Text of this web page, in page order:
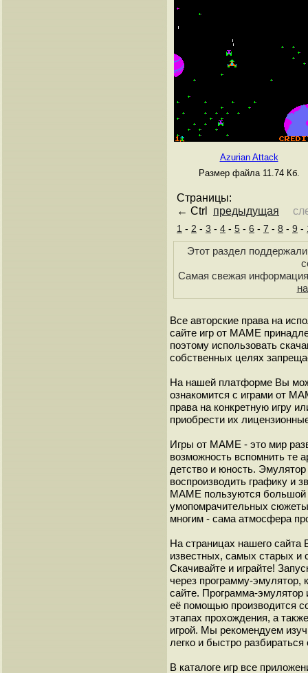
Azurian Attack
Размер файла 11.74 Кб.
Страницы:
← Ctrl предыдущая
1 - 2 - 3 - 4 - 5 - 6 - 7 - 8 - 9 -
Этот раздел
Самая свежая
Все авторские права на
сайте игр от МАМЕ
поэтому использовать
собственных целях
На нашей платформе Вы
ознакомится с играми от
права на конкретную игру
приобрести их
Игры от МАМЕ - это мир
возможность вспомнить те
детство и юность.
воспроизводить графику и
МАМЕ пользуются большой
умопомрачительных
многим - сама атмосфера
На страницах нашего
известных, самых старых
Скачивайте и играйте!
через программу-эмулятор,
сайте. Программа-
её помощью производится
этапах прохождения, а
игрой. Мы рекомендуем
легко и быстро
В каталоге игр все